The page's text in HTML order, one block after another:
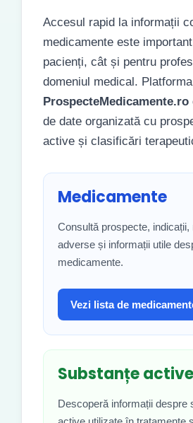
Accesul rapid la informații
medicamente este
pacienți, cât și pentru
domeniul medical. Platforma
ProspecteMedicamente.ro
de date organizată cu
active și clasificări
Medicamente
Consultă prospecte, indicații,
adverse și informații utile
medicamente.
Vezi lista de
Substanțe active
Descoperă informații despre